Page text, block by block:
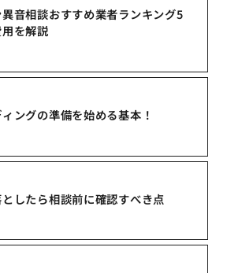
音相談おすすめ業者ランキング5
を解説
ングの準備を始める基本！
したら相談前に確認すべき点